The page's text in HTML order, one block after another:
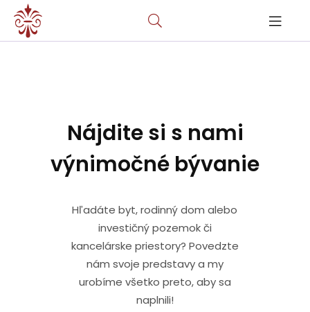
Nájdite si s nami
výnimočné bývanie
Hľadáte byt, rodinný dom alebo
investičný pozemok či
kancelárske priestory? Povedzte
nám svoje predstavy a my
urobíme všetko preto, aby sa
naplnili!